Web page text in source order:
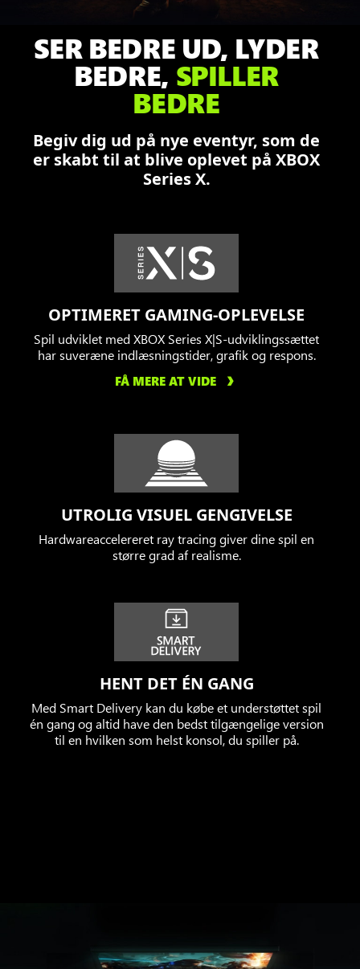
ser
Bag
ham
kæmper
Damon,
og
Augustus
mod
en
brændende
by.
SER BEDRE UD, LYDER
BEDRE, SPILLER
BEDRE
Begiv dig ud på nye eventyr, som de
er skabt til at blive oplevet på XBOX
Series X.
OPTIMERET GAMING-OPLEVELSE
Spil udviklet med XBOX Series X|S-udviklingssættet
har suveræne indlæsningstider, grafik og respons.
FÅ MERE AT VIDE
UTROLIG VISUEL GENGIVELSE
Hardwareaccelereret ray tracing giver dine spil en
større grad af realisme.
HENT DET ÉN GANG
Med Smart Delivery kan du købe et understøttet spil
én gang og altid have den bedst tilgængelige version
til en hvilken som helst konsol, du spiller på.